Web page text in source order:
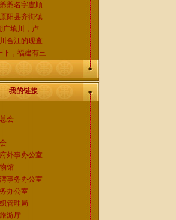
爺名字盧順
阳县齐街镇
广填川，卢
合江的现查
下，福建有三
我的链接
会
外事办公室
馆
事务办公室
办公室
管理局
游厅